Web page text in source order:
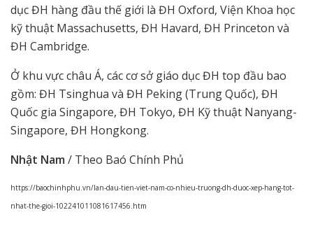
dục ĐH hàng đầu thế giới là ĐH Oxford, Viện Khoa học
kỹ thuật Massachusetts, ĐH Havard, ĐH Princeton và
ĐH Cambridge.
Ở khu vực châu Á, các cơ sở giáo dục ĐH top đầu bao
gồm: ĐH Tsinghua và ĐH Peking (Trung Quốc), ĐH
Quốc gia Singapore, ĐH Tokyo, ĐH Kỹ thuật Nanyang-
Singapore, ĐH Hongkong.
Nhật Nam / Theo Baó Chính Phủ
https://baochinhphu.vn/lan-dau-tien-viet-nam-co-nhieu-truong-dh-duoc-xep-hang-tot-
nhat-the-gioi-102241011081617456.htm